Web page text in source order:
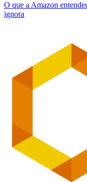
O que a Amazon
ignora